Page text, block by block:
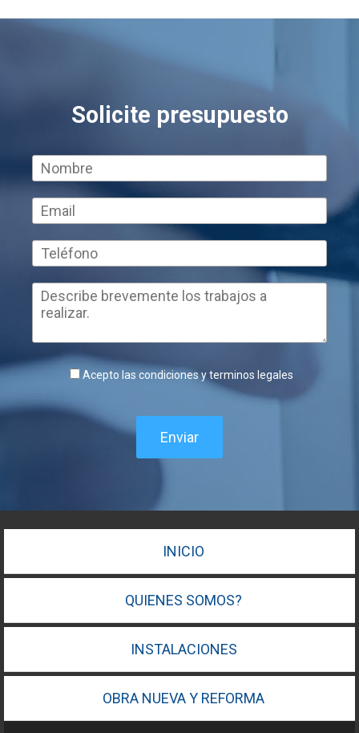
Solicite presupuesto
Acepto las condiciones y terminos legales
Enviar
INICIO
QUIENES SOMOS?
INSTALACIONES
OBRA NUEVA Y REFORMA